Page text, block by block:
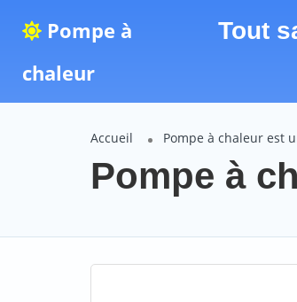
Pompe à
chaleur
Tout
Accueil Pompe à chaleur est
Pompe à